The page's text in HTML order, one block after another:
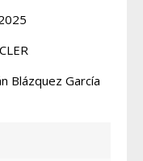
Blázquez García